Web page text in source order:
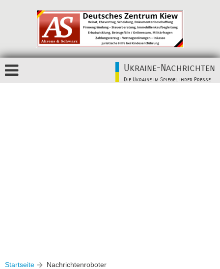
Ukraine-Nachrichten
Die Ukraine im Spiegel ihrer Presse
Startseite Nachrichtenroboter